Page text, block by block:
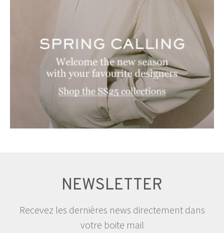
NEWSLETTER
Recevez les dernières news directement dans
votre boite mail